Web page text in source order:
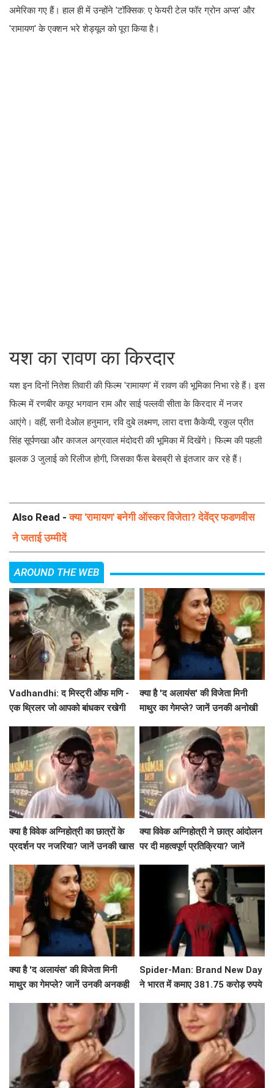
अमेरिका गए हैं। हाल ही में उन्होंने 'टॉक्सिक: ए फेयरी टेल फॉर ग्रोन अप्स' और
'रामायण' के एक्शन भरे शेड्यूल को पूरा किया है।
यश का रावण का किरदार
यश इन दिनों नितेश तिवारी की फिल्म 'रामायण' में रावण की भूमिका निभा रहे हैं। इस
फिल्म में रणबीर कपूर भगवान राम और साई पल्लवी सीता के किरदार में नजर
आएंगे। वहीं, सनी देओल हनुमान, रवि दुबे लक्ष्मण, लारा दत्ता कैकेयी, रकुल प्रीत
सिंह सूर्पणखा और काजल अग्रवाल मंदोदरी की भूमिका में दिखेंगे। फिल्म की पहली
झलक 3 जुलाई को रिलीज होगी, जिसका फैंस बेसब्री से इंतजार कर रहे हैं।
Also Read -क्या 'रामायण' बनेगी ऑस्कर विजेता? देवेंद्र फडणवीस
ने जताई उम्मीदें
AROUND THE WEB
Vadhandhi: द मिस्ट्री ऑफ मणि -
एक थ्रिलर जो आपको बांधकर रखेगी
क्या है 'द अलायंस' की विजेता मिनी
माथुर का गेमप्ले? जानें उनकी अनोखी
क्या है विवेक अग्निहोत्री का छात्रों के
प्रदर्शन पर नजरिया? जानें उनकी खास
क्या विवेक अग्निहोत्री ने छात्र आंदोलन
पर दी महत्वपूर्ण प्रतिक्रिया? जानें
क्या है 'द अलायंस' की विजेता मिनी
माथुर का गेमप्ले? जानें उनकी अनकही
Spider-Man: Brand New Day
ने भारत में कमाए 381.75 करोड़ रुपये